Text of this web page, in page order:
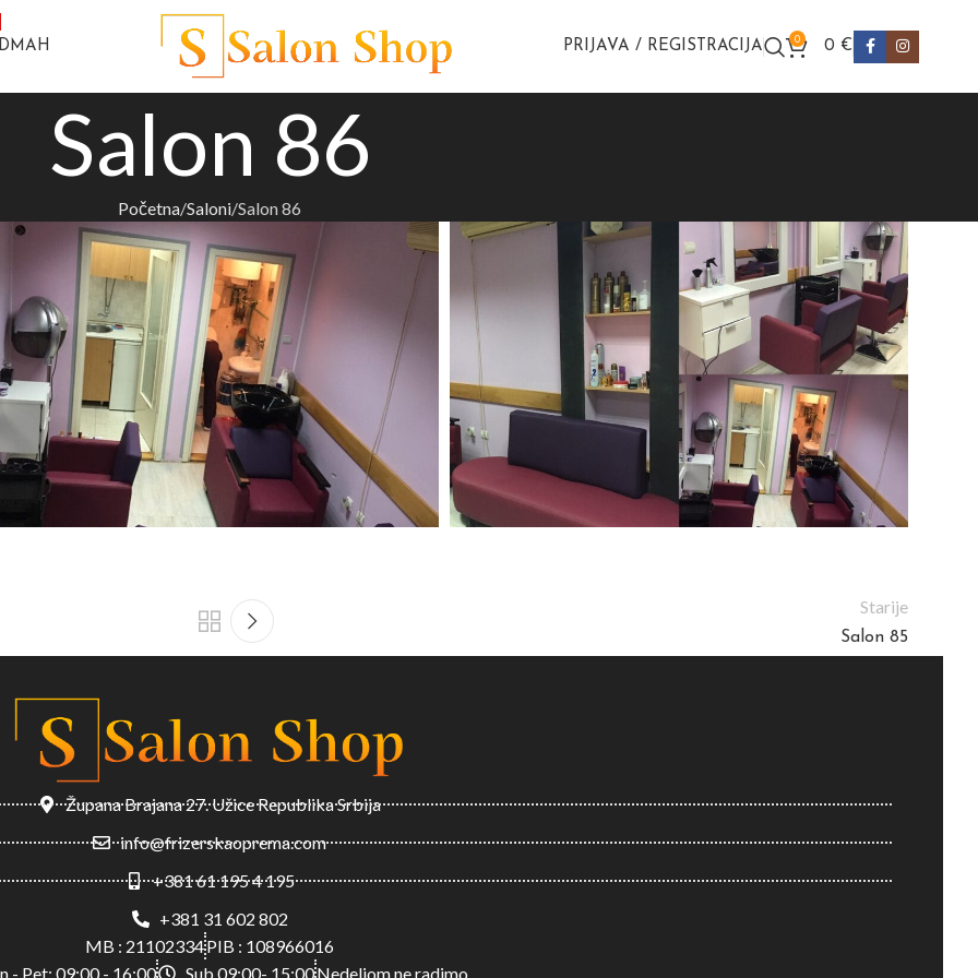
PRIJAVA / REGISTRACIJA 0 0 €
Salon 86
Početna Saloni Salon 86
Starije
Salon 85
Župana Brajana 27. Užice Republika Srbija
info@frizerskaoprema.com
+381 61 195 4 195
+381 31 602 802
MB : 21102334PIB : 108966016
- Pet: 09:00 - 16:00
Sub 09:00- 15:00Nedeljom ne radimo